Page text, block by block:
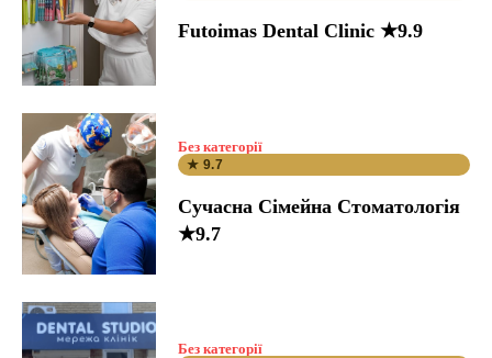
Futoimas Dental Clinic ★9.9
Без категорії
★ 9.7
Сучасна Сімейна Стоматологія
★9.7
Без категорії